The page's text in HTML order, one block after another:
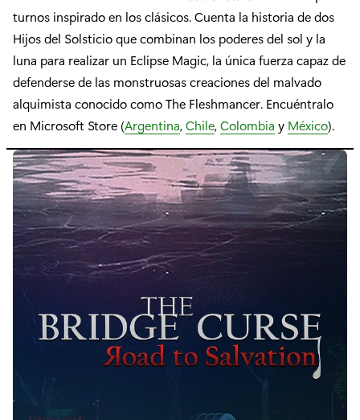
turnos inspirado en los clásicos. Cuenta la historia de dos
Hijos del Solsticio que combinan los poderes del sol y la
luna para realizar un Eclipse Magic, la única fuerza capaz de
defenderse de las monstruosas creaciones del malvado
alquimista conocido como The Fleshmancer. Encuéntralo
en Microsoft Store (Argentina,Chile,Colombia y México).